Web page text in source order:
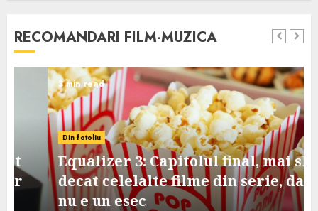
RECOMANDARI FILM-MUZICA
3 min read
Din fotoliu
Equalizer 3: Capitolul final, mai slab
decat celelalte filme din serie, dar
nu e un esec